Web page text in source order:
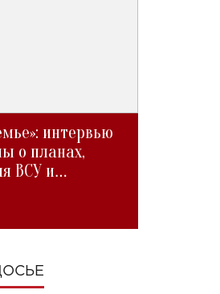
интервью
о планах,
ВСУ и